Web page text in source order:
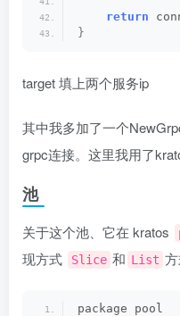
return
}
target 填上两个服务ip
其中我多加了一个
grpc连接。这里我用了
池
关于这个池、它在 kratos
现方式
Slice 和 List 方
package pool